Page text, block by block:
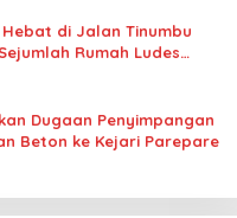
di Jalan Tinumbu
Rumah Ludes
Masih Diselidiki
Dugaan Penyimpangan
Beton ke Kejari Parepare